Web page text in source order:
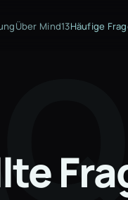
Über Mind13Häufige